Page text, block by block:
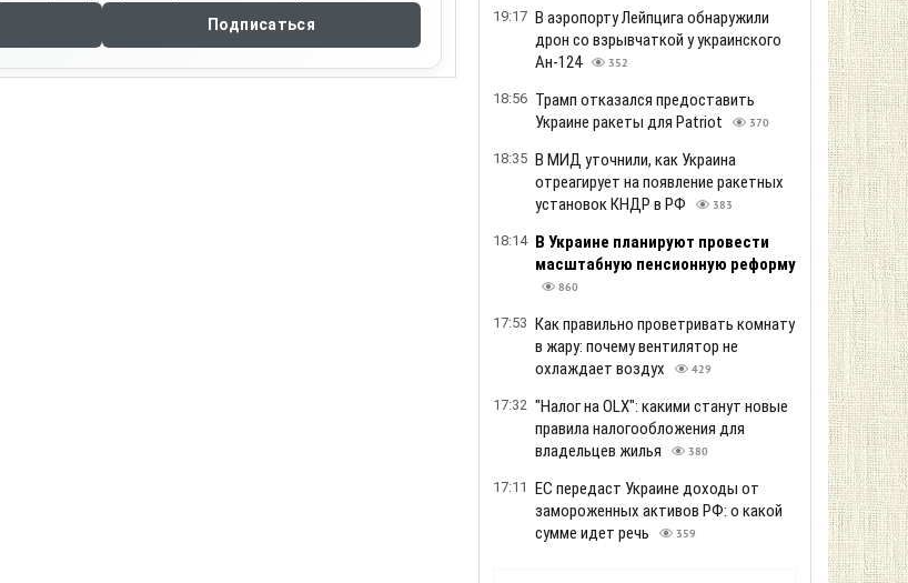
Подписаться 19:17 В аэропорту Лейпцига обнаружили
дрон со взрывчаткой у украинского
Ан-124
352
18:56 Трамп отказался предоставить
Украине ракеты для Patriot
370
18:35 В МИД уточнили, как Украина
отреагирует на появление ракетных
установок КНДР в РФ
383
18:14 В Украине планируют провести
масштабную пенсионную реформу
860
17:53 Как правильно проветривать комнату
в жару: почему вентилятор не
охлаждает воздух
429
17:32 "Налог на OLX": какими станут новые
правила налогообложения для
владельцев жилья
380
17:11 ЕС передаст Украине доходы от
замороженных активов РФ: о какой
сумме идет речь
359